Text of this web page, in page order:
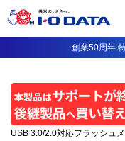
創業50周年
USB 3.0/2.0対応フラッシュ